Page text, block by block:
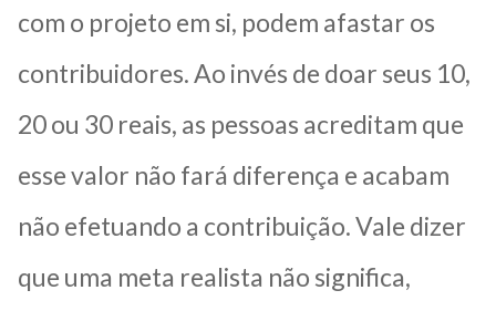
com o projeto em si, podem afastar os
contribuidores. Ao invés de doar seus 10,
20 ou 30 reais, as pessoas acreditam que
esse valor não fará diferença e acabam
não efetuando a contribuição. Vale dizer
que uma meta realista não significa,